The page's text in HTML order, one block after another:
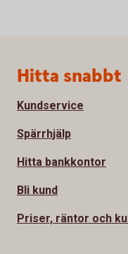
Sidfot
Hitta snabbt
Kundservice
Spärrhjälp
Hitta bankkontor
Bli kund
Priser, räntor och